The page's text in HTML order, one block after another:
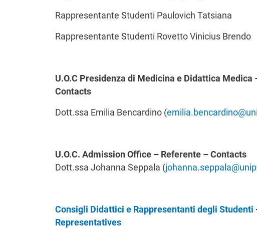
Rappresentante Studenti Paulovich Tatsiana
Rappresentante Studenti Rovetto Vinicius Brendo
U.O.C Presidenza di Medicina e Didattica Medica
Contacts
Dott.ssa Emilia Bencardino (
U.O.C. Admission Office – Referente – Contacts
Dott.ssa Johanna Seppala (
Consigli Didattici e Rappresentanti degli Studenti
Representatives